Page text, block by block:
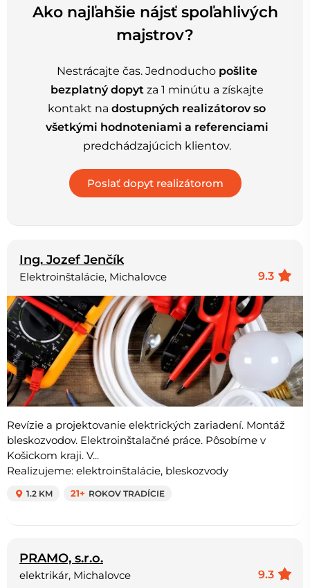
Ako najľahšie nájsť spoľahlivých
majstrov?
Nestrácajte čas. Jednoducho pošlite
bezplatný dopytza 1 minútu a získajte
kontakt na dostupných realizátorov so
všetkými hodnoteniami a referenciami
predchádzajúcich klientov.
Ing. Jozef Jenčík
9.3
Elektroinštalácie, Michalovce
Revízie a projektovanie elektrických zariadení. Montáž
bleskozvodov. Elektroinštalačné práce. Pôsobíme v
Košickom kraji. V...
Realizujeme: elektroinštalácie, bleskozvody
1.2 KM 21+ ROKOV TRADÍCIE
PRAMO, s.r.o.
9.3
elektrikár, Michalovce